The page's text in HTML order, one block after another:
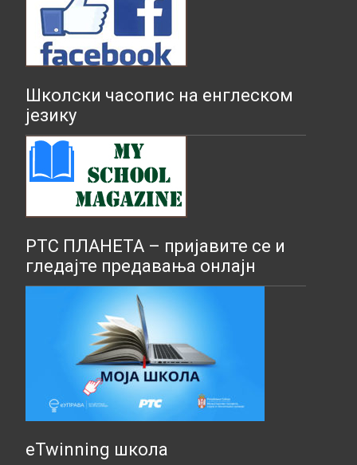
Школски часопис на енглеском
језику
РТС ПЛАНЕТА – пријавите се и
гледајте предавања онлајн
eTwinning школа